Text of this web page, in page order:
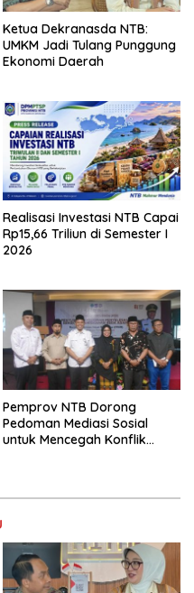
Ketua Dekranasda NTB:
UMKM Jadi Tulang Punggung
Ekonomi Daerah
Realisasi Investasi NTB Capai
Rp15,66 Triliun di Semester I
2026
Pemprov NTB Dorong
Pedoman Mediasi Sosial
untuk Mencegah Konflik